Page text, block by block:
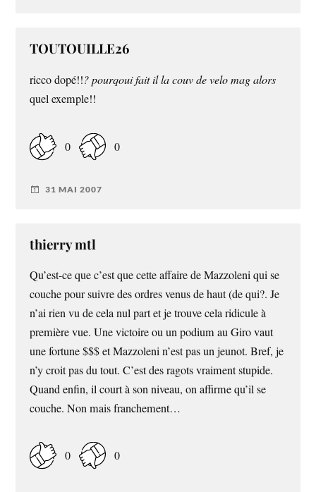
TOUTOUILLE26
ricco dopé!!? pourqoui fait il la couv de velo mag alors
quel exemple!!
0 0
31 MAI 2007
thierry mtl
Qu’est-ce que c’est que cette affaire de Mazzoleni qui se
couche pour suivre des ordres venus de haut (de qui?. Je
n’ai rien vu de cela nul part et je trouve cela ridicule à
première vue. Une victoire ou un podium au Giro vaut
une fortune $$$ et Mazzoleni n’est pas un jeunot. Bref, je
n’y croit pas du tout. C’est des ragots vraiment stupide.
Quand enfin, il court à son niveau, on affirme qu’il se
couche. Non mais franchement…
0 0